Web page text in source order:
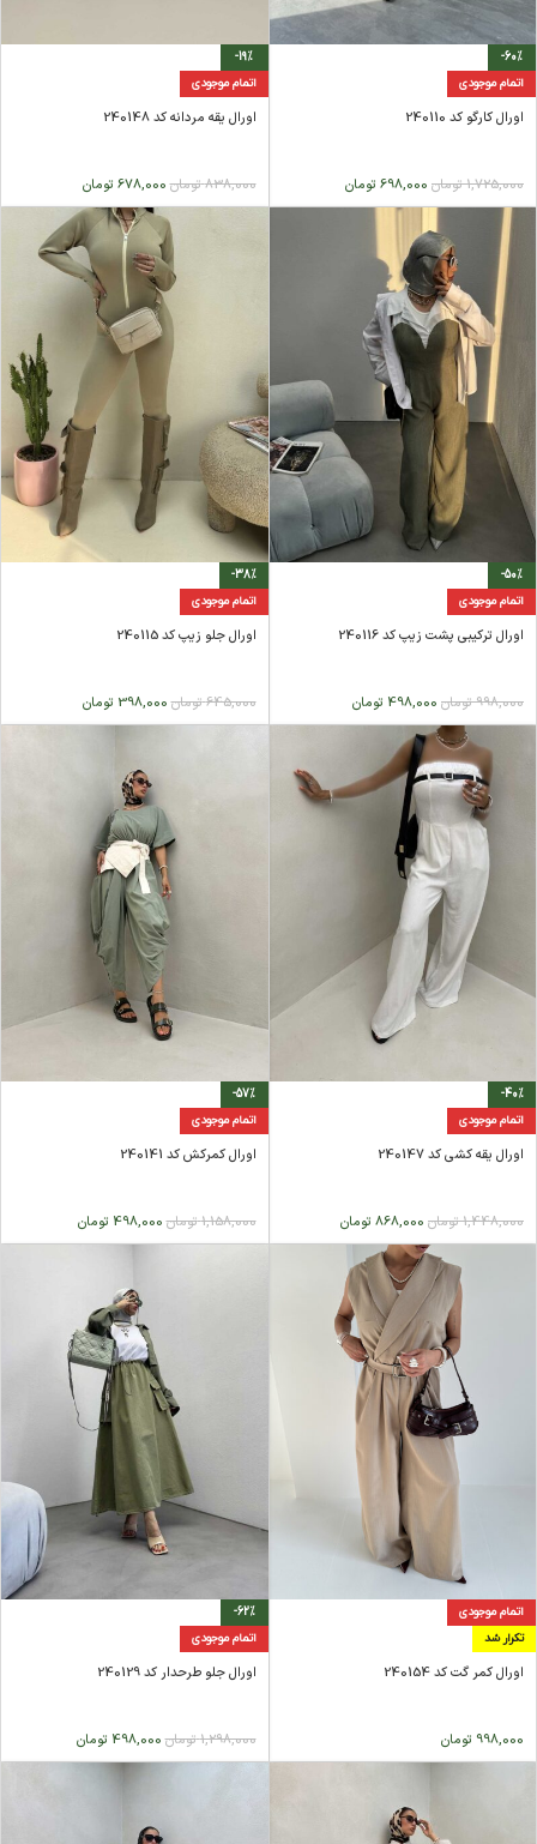
-60%
اتمام موجودی
اورال کارگو کد 240110
1,725,000تومان 698,000 تومان
-19%
اتمام موجودی
اورال یقه مردانه کد 240148
838,000تومان 678,000 تومان
-50%
اتمام موجودی
اورال ترکیبی پشت زیپ کد 240116
998,000تومان 498,000 تومان
-38%
اتمام موجودی
اورال جلو زیپ کد 240115
645,000تومان 398,000 تومان
-40%
اتمام موجودی
اورال یقه کشی کد 240147
1,448,000تومان 868,000 تومان
-57%
اتمام موجودی
اورال کمرکش کد 240141
1,158,000تومان 498,000 تومان
اتمام موجودی
تکرار شد
اورال کمر گت کد 240154
998,000 تومان
-62%
اتمام موجودی
اورال جلو طرحدار کد 240129
1,298,000تومان 498,000 تومان